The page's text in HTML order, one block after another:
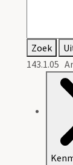
Zoek
143.1.05